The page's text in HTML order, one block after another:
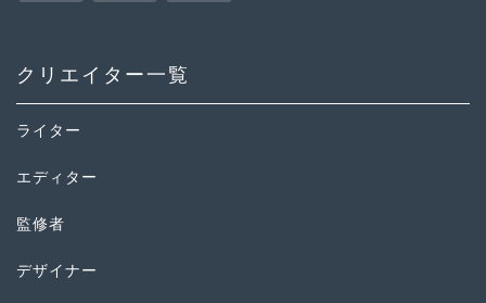
クリエイター一覧
ライター
エディター
監修者
デザイナー